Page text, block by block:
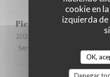
cookie en
izquierda de
OK,
Pierre
2026-07-05
Servicio